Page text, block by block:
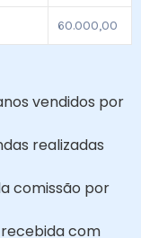
60.000,00
vendidos por
realizadas
comissão por
com